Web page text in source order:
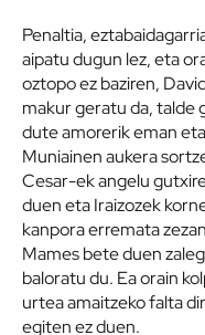
Penaltia,
aipatu dugun lez, eta
oztopo ez baziren,
makur geratu da, talde
dute amorerik eman
Muniainen aukera
Cesar-ek angelu
duen eta Iraizozek
kanpora erremata
Mames bete duen
baloratu du. Ea orain
urtea amaitzeko falta
egiten ez duen.